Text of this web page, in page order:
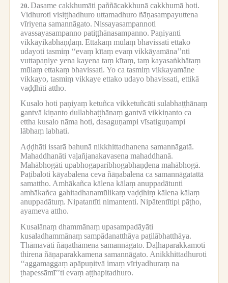
20. Dasame cakkhumāti paññācakkhunā cakkhumā hoti.
Vidhuroti visiṭṭhadhuro uttamadhuro ñāṇasampayuttena
vīriyena samannāgato. Nissayasampannoti
avassayasampanno patiṭṭhānasampanno. Paṇiyanti
vikkāyikabhaṇḍaṃ. Ettakaṃ mūlaṃ bhavissati ettako
udayoti tasmiṃ ‘‘evaṃ kītaṃ evaṃ vikkāyamāna’’nti
vuttapaṇiye yena kayena taṃ kītaṃ, taṃ kayasaṅkhātaṃ
mūlaṃ ettakaṃ bhavissati. Yo ca tasmiṃ vikkayamāne
vikkayo, tasmiṃ vikkaye ettako udayo bhavissati, ettikā
vaḍḍhīti attho.
Kusalo hoti paṇiyaṃ ketuñca vikketuñcāti sulabhaṭṭhānaṃ
gantvā kiṇanto dullabhaṭṭhānaṃ gantvā vikkiṇanto ca
ettha kusalo nāma hoti, dasaguṇampi vīsatiguṇampi
lābhaṃ labhati.
Aḍḍhāti issarā bahunā nikkhittadhanena samannāgatā.
Mahaddhanāti vaḷañjanakavasena mahaddhanā.
Mahābhogāti upabhogaparibhogabhaṇḍena mahābhogā.
Paṭibaloti kāyabalena ceva ñāṇabalena ca samannāgatattā
samattho. Amhākañca kālena kālaṃ anuppadātunti
amhākañca gahitadhanamūlikaṃ vaḍḍhiṃ kālena kālaṃ
anuppadātuṃ. Nipatantīti nimantenti. Nipātentītipi pāṭho,
ayameva attho.
Kusalānaṃ dhammānaṃ upasampadāyāti
kusaladhammānaṃ sampādanatthāya paṭilābhatthāya.
Thāmavāti ñāṇathāmena samannāgato. Daḷhaparakkamoti
thirena ñāṇaparakkamena samannāgato. Anikkhittadhuroti
‘‘aggamaggaṃ apāpuṇitvā imaṃ vīriyadhuraṃ na
ṭhapessāmī’’ti evaṃ aṭṭhapitadhuro.